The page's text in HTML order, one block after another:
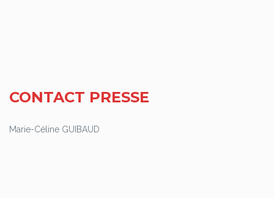
CONTACT PRESSE
Marie-Céline GUIBAUD